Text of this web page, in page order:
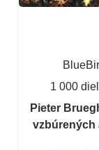
1 000
Pieter
vzbúrených